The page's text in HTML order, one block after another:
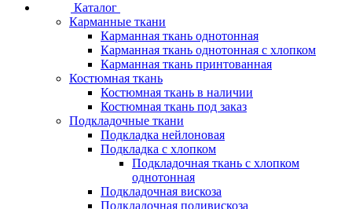
Каталог
Карманные ткани
Карманная ткань однотонная
Карманная ткань однотонная с хлопком
Карманная ткань принтованная
Костюмная ткань
Костюмная ткань в наличии
Костюмная ткань под заказ
Подкладочные ткани
Подкладка нейлоновая
Подкладка с хлопком
Подкладочная ткань с хлопком
однотонная
Подкладочная вискоза
Подкладочная поливискоза